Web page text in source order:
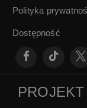
Polityka
Dostępność